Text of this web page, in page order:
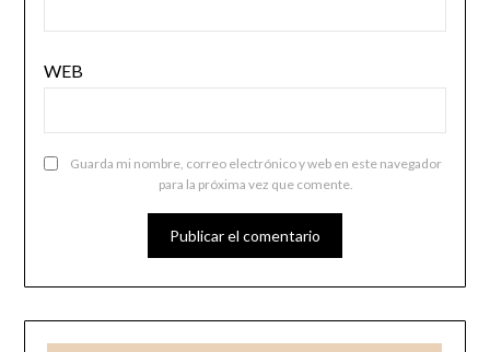
WEB
Guarda mi nombre, correo electrónico y web en este navegador
para la próxima vez que comente.